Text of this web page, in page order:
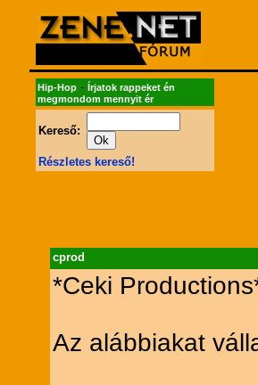
Hip-Hop- Írjatok rappeket én
megmondom mennyit ér
Kereső:
Részletes kereső!
cprod
*Ceki
Az alábbiakat